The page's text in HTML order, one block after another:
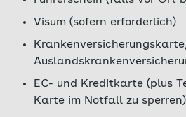
Visum (sofern erforderlich)
EC- und Kreditkarte (plus
Karte im Notfall zu sperren)